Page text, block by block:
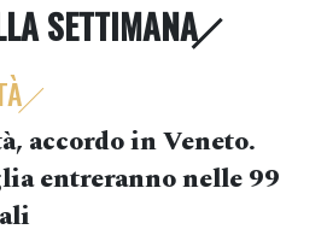
SETTIMANA
accordo in Veneto.
entreranno nelle 99